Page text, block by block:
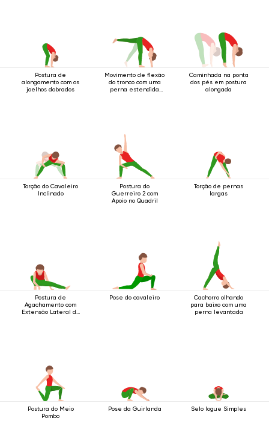
Postura de
alongamento com os
joelhos dobrados
Movimento de flexão
do tronco com uma
perna estendida
Caminhada na ponta
dos pés em postura
alongada
Torção do Cavaleiro
Inclinado
Postura do
Guerreiro 2 com
Apoio no Quadril
Torção de pernas
largas
Postura de
Agachamento com
Extensão Lateral da
Pose do cavaleiro
Cachorro olhando
para baixo com uma
perna levantada
Postura do Meio
Pombo
Pose da Guirlanda Selo Iogue Simples